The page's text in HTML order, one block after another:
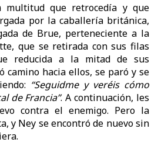
multitud que retrocedía y que
por la caballería británica,
de Brue, perteneciente a la
que se retirada con sus filas
reducida a la mitad de sus
camino hacia ellos, se paró y se
“Seguidme y veréis cómo
de Francia”. A continuación, les
contra el enemigo. Pero la
y Ney se encontró de nuevo sin